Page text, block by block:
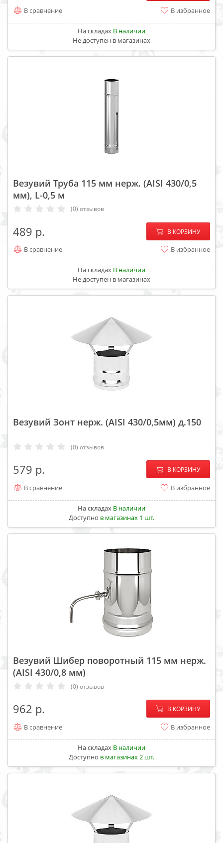
В сравнение В избранное
На складах В наличии
Не доступен в магазинах
Везувий Труба 115 мм нерж. (AISI 430/0,5
мм), L-0,5 м
(0) отзывов
489 − +
В КОРЗИНУ
В сравнение В избранное
На складах В наличии
Не доступен в магазинах
Везувий Зонт нерж. (AISI 430/0,5мм) д.150
(0) отзывов
579 − +
В КОРЗИНУ
В сравнение В избранное
На складах В наличии
Доступно в магазинах 1 шт.
Везувий Шибер поворотный 115 мм нерж.
(AISI 430/0,8 мм)
(0) отзывов
962 − +
В КОРЗИНУ
В сравнение В избранное
На складах В наличии
Доступно в магазинах 2 шт.